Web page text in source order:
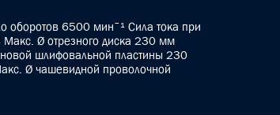
оборотов 6500 минˉ¹ Сила тока при
Ø отрезного диска 230 мм
шлифовальной пластины 230
Ø чашевидной проволочной